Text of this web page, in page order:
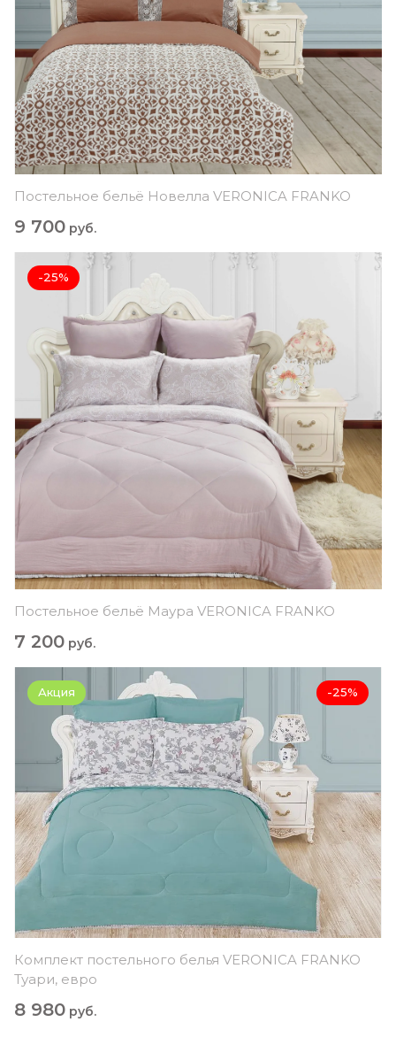
Постельное бельё Новелла VERONICA FRANKO
9 700 руб.
-25%
Постельное бельё Маура VERONICA FRANKO
7 200 руб.
Акция -25%
Комплект постельного белья VERONICA FRANKO
Туари, евро
8 980 руб.